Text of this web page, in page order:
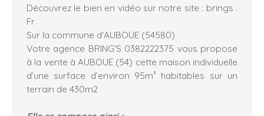
Découvrez le bien en vidéo sur notre site : brings .
Fr
Sur la commune d'AUBOUE (54580)
Votre agence BRING'S 0382222375 vous propose
à la vente à AUBOUE (54) cette maison individuelle
d’une surface d’environ 95m² habitables sur un
terrain de 430m2